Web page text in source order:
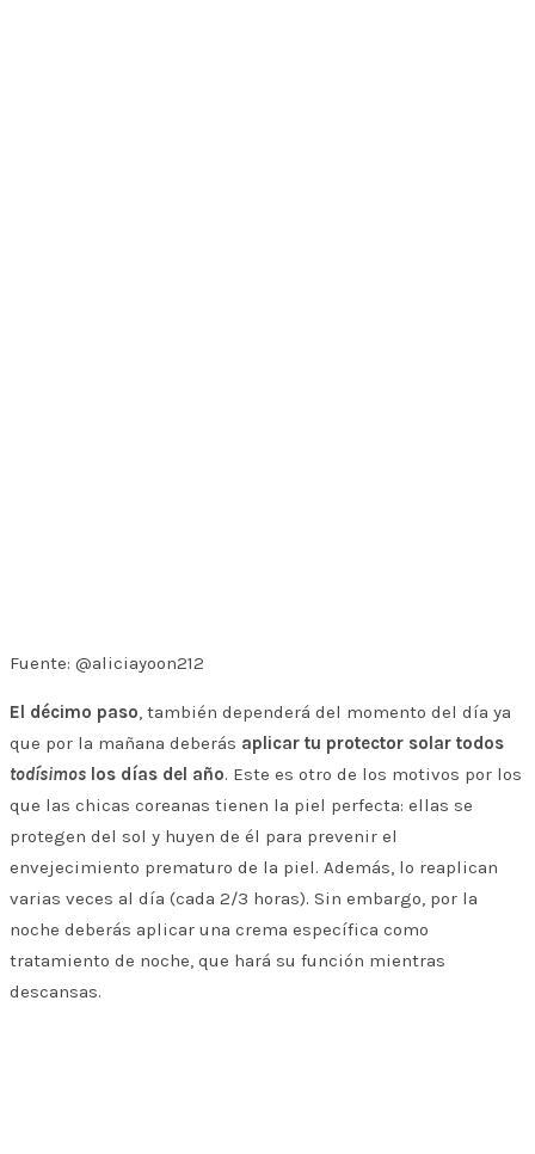
Fuente: @aliciayoon212
El décimo paso, también dependerá del momento del día ya
que por la mañana deberás aplicar tu protector solar todos
todísimos los días del año. Este es otro de los motivos por los
que las chicas coreanas tienen la piel perfecta: ellas se
protegen del sol y huyen de él para prevenir el
envejecimiento prematuro de la piel. Además, lo reaplican
varias veces al día (cada 2/3 horas). Sin embargo, por la
noche deberás aplicar una crema específica como
tratamiento de noche, que hará su función mientras
descansas.